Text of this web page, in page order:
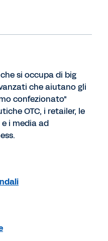
si occupa di big
che aiutano gli
confezionato"
OTC, i retailer, le
i media ad